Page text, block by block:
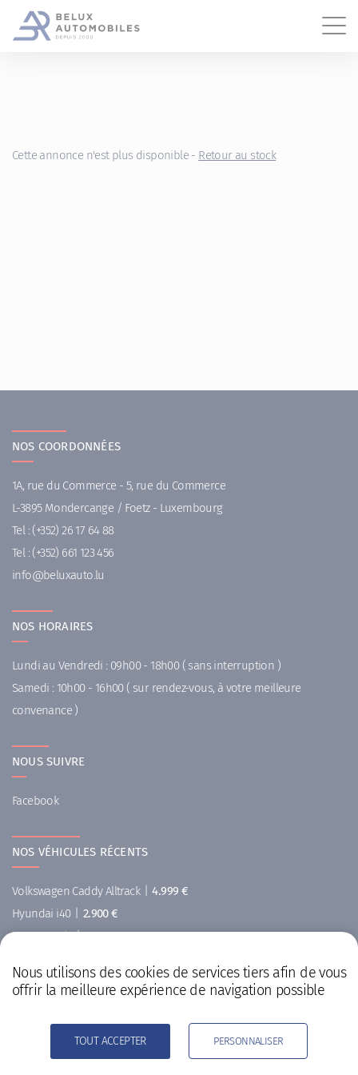
Cette annonce n'est plus disponible - Retour au stock
NOS COORDONNÉES
1A, rue du Commerce - 5, rue du Commerce
L-3895 Mondercange / Foetz - Luxembourg
Tel : (+352) 26 17 64 88
Tel : (+352) 661 123 456
ul.otuax
uleb@of
ni
NOS HORAIRES
Lundi au Vendredi : 09h00 - 18h00 ( sans interruption )
Samedi : 10h00 - 16h00 ( sur rendez-vous, à votre meilleure
convenance )
NOUS SUIVRE
Facebook
NOS VÉHICULES RÉCENTS
Volkswagen Caddy Alltrack
4.999 €
Hyundai i40
2.900 €
Toyota Auris | 10.900 €
Audi A1 | 10.900 €
Gestion des cookies
Nous utilisons des cookies de services tiers afin de vous
offrir la meilleure expérience de navigation possible
TOUT ACCEPTER PERSONNALISER